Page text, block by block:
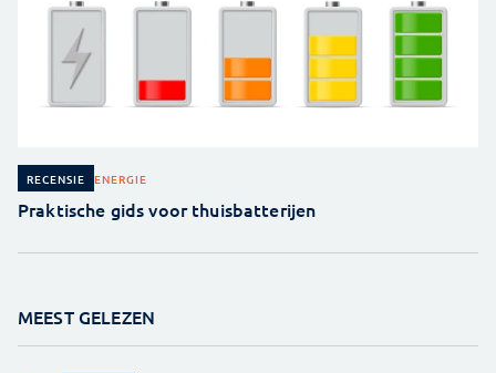
RECENSIE ENERGIE
Praktische gids voor thuisbatterijen
MEEST GELEZEN